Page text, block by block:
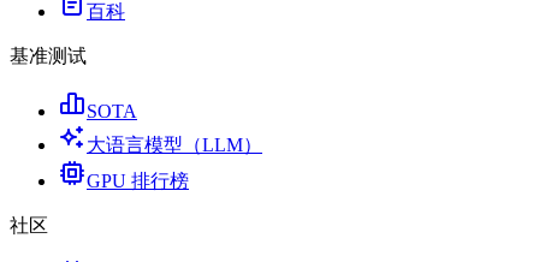
百科
基准测试
SOTA
大语言模型（LLM）
GPU 排行榜
社区